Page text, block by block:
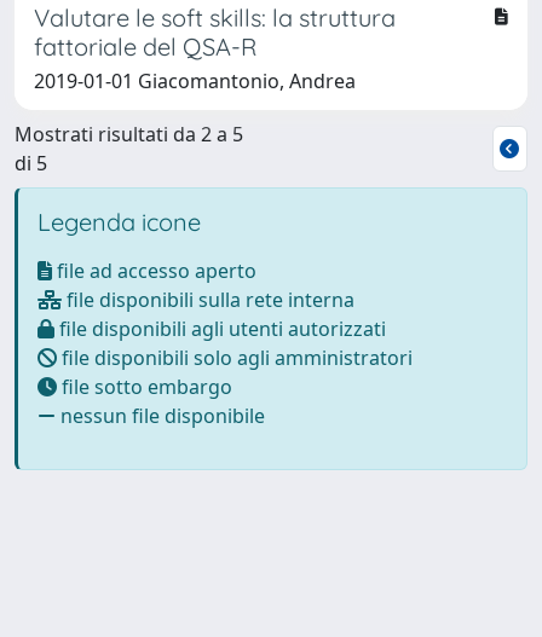
Valutare le soft skills: la struttura
fattoriale del QSA-R
2019-01-01 Giacomantonio, Andrea
Mostrati risultati da 2 a 5
di 5
Legenda icone
file ad accesso aperto
file disponibili sulla rete interna
file disponibili agli utenti autorizzati
file disponibili solo agli amministratori
file sotto embargo
nessun file disponibile